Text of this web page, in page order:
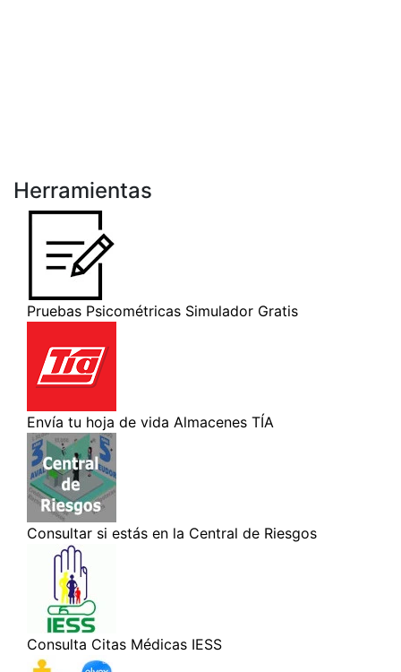
Herramientas